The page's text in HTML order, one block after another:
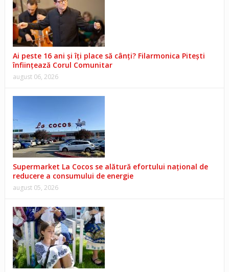
Ai peste 16 ani și îți place să cânți? Filarmonica Pitești
înființează Corul Comunitar
august 06, 2026
Supermarket La Cocos se alătură efortului național de
reducere a consumului de energie
august 05, 2026